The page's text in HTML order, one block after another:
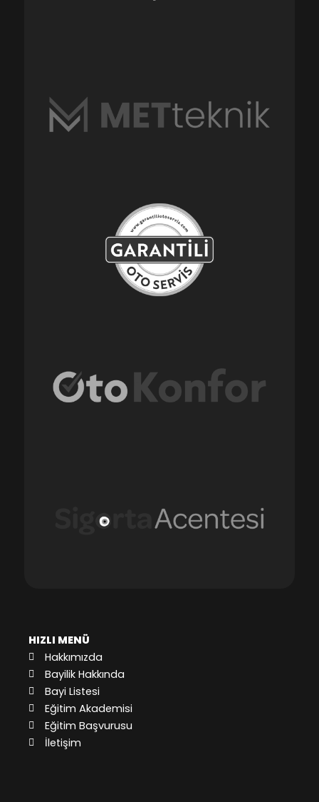
HIZLI MENÜ
Hakkımızda
Bayilik Hakkında
Bayi Listesi
Eğitim Akademisi
Eğitim Başvurusu
İletişim